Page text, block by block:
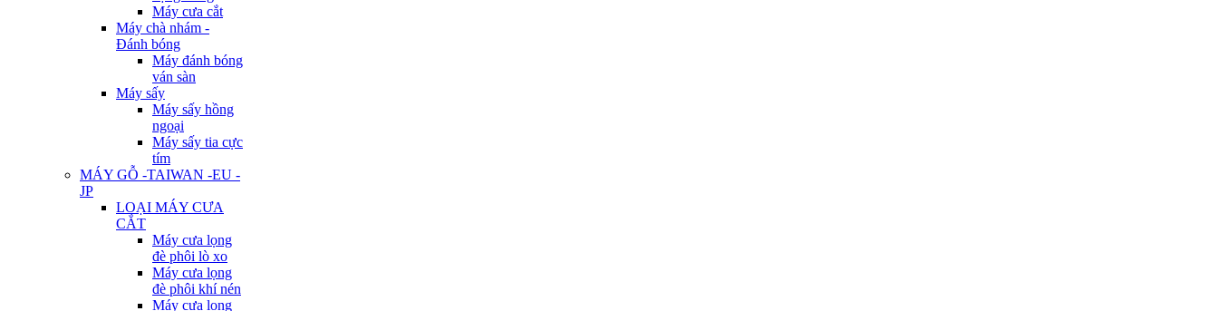
Máy cưa cắt
Máy chà nhám -
Đánh bóng
Máy đánh bóng
ván sàn
Máy sấy
Máy sấy hồng
ngoại
Máy sấy tia cực
tím
MÁY GỖ -TAIWAN -EU -
JP
LOẠI MÁY CƯA
CẮT
Máy cưa lọng
đè phôi lò xo
Máy cưa lọng
đè phôi khí nén
Máy cưa lọng